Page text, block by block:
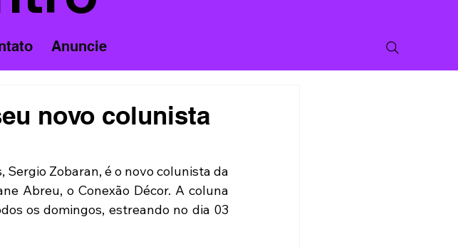
Anuncie
novo colunista
Zobaran, é o novo colunista da
Abreu, o Conexão Décor. A coluna
os domingos, estreando no dia 03